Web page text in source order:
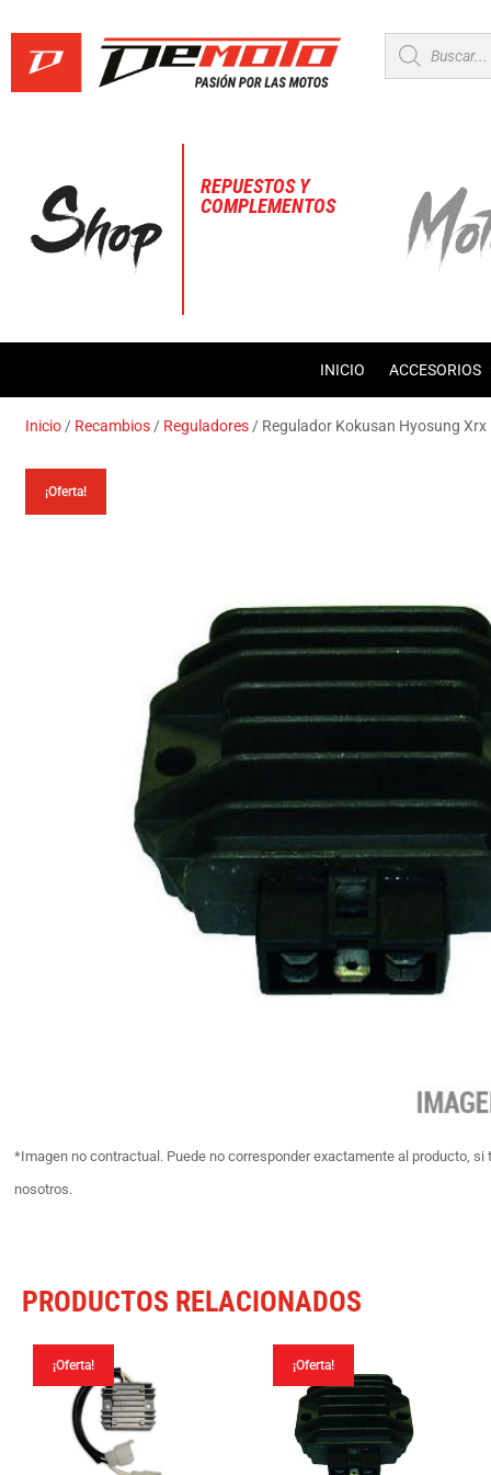
Búsqueda
de
productos
REPUESTOS Y
COMPLEMENTOS
INICIO ACCESORIOS
Inicio / Recambios / Reguladores / Regulador Kokusan Hyosung Xrx
¡Oferta!
*Imagen no contractual. Puede no corresponder exactamente al producto,
nosotros.
PRODUCTOS RELACIONADOS
¡Oferta! ¡Oferta!